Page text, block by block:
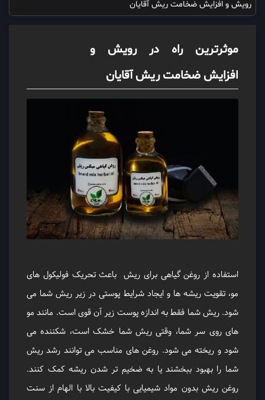
رویش و افزایش ضخامت ریش آقایان
موثرترین راه در رویش و
افزایش ضخامت ریش آقایان
استفاده از روغن گیاهی برای ریش باعث تحریک فولیکول های
مو، تقویت ریشه ها و ایجاد شرایط پوستی در زیر ریش شما می
شود. ریش شما فقط به اندازه پوست زیر آن قوی است. مانند مو
های روی سر شما، وقتی ریش شما خشک است، شکننده می
شود و ریخته می شود. روغن های مناسب می توانند رشد ریش
شما را بهبود ببخشند یا به ضخیم تر شدن ریشه کمک کنند.
روغن ریش بدون مواد شیمیایی با کیفیت بالا با الهام از سنت